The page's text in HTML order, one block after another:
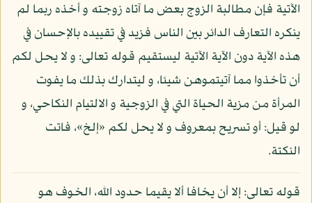
الآتية فإن مطالبة الزوج بعض ما آتاه زوجته و أخذه ربما لم
ينكره التعارف الدائر بين الناس فزيد في تقييده بالإحسان في
هذه الآية دون الآية الآتية ليستقيم قوله تعالى: و لا يحل لكم
أن تأخذوا مما آتيتموهن شيئا، و ليتدارك بذلك ما يفوت
المرأة من مزية الحياة التي في الزوجية و الالتيام النكاحي، و
لو قيل: أو تسريح بمعروف و لا يحل لكم «إلخ»، فاتت
النكتة.
قوله تعالى: إلا أن يخافا ألا يقيما حدود الله، الخوف هو